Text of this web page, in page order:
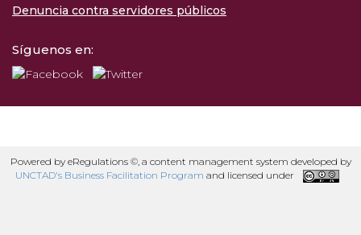
Denuncia contra servidores públicos
Síguenos en:
Powered by eRegulations ©, a content management system developed by
UNCTAD's Business Facilitation Program and licensed under